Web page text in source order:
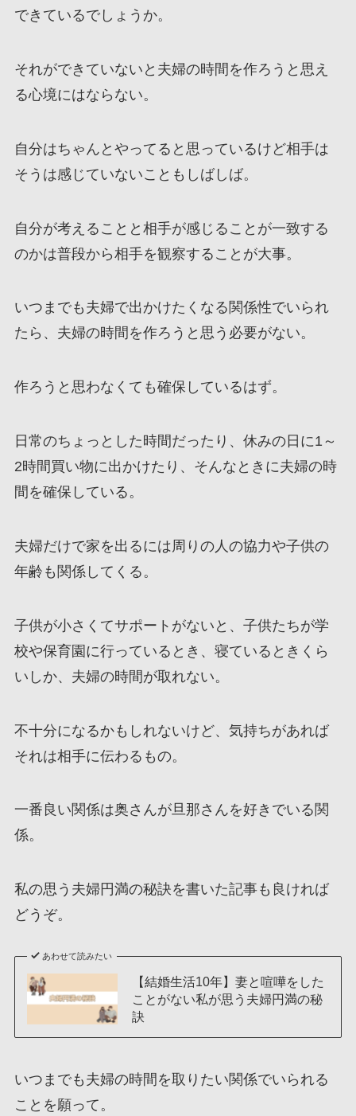
できているでしょうか。
それができていないと夫婦の時間を作ろうと思え
る心境にはならない。
自分はちゃんとやってると思っているけど相手は
そうは感じていないこともしばしば。
自分が考えることと相手が感じることが一致する
のかは普段から相手を観察することが大事。
いつまでも夫婦で出かけたくなる関係性でいられ
たら、夫婦の時間を作ろうと思う必要がない。
作ろうと思わなくても確保しているはず。
日常のちょっとした時間だったり、休みの日に1～
2時間買い物に出かけたり、そんなときに夫婦の時
間を確保している。
夫婦だけで家を出るには周りの人の協力や子供の
年齢も関係してくる。
子供が小さくてサポートがないと、子供たちが学
校や保育園に行っているとき、寝ているときくら
いしか、夫婦の時間が取れない。
不十分になるかもしれないけど、気持ちがあれば
それは相手に伝わるもの。
一番良い関係は奥さんが旦那さんを好きでいる関
係。
私の思う夫婦円満の秘訣を書いた記事も良ければ
どうぞ。
あわせて読みたい
【結婚生活10年】妻と喧嘩をした
ことがない私が思う夫婦円満の秘
訣
いつまでも夫婦の時間を取りたい関係でいられる
ことを願って。